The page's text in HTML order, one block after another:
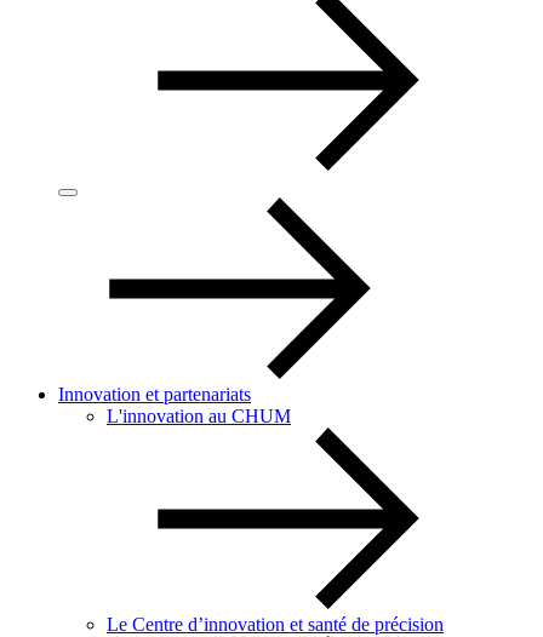
Innovation et partenariats
L'innovation au CHUM
Le Centre d’innovation et santé de précision